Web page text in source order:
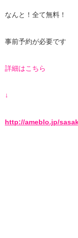
なんと！全て無料！
事前予約が必要です
詳細はこちら
↓
http://ameblo.jp/